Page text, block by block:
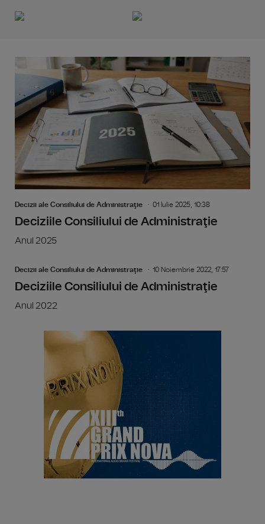
Decizii ale Consiliului de Administraţie 01 Iulie 2025, 10:38
Deciziile Consiliului de Administraţie
Anul 2025
Decizii ale Consiliului de Administraţie 10 Noiembrie 2022, 17:57
Deciziile Consiliului de Administraţie
Anul 2022